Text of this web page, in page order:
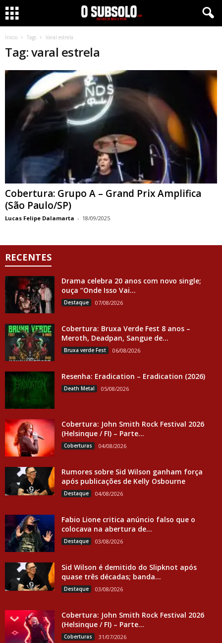
Início Tags Varal estrela
Tag: varal estrela
Cobertura: Grupo A – Grand Prix Amplifica
(São Paulo/SP)
Lucas Felipe Dalamarta - 18/09/2025
RECENTES
Drama celebra 20 anos com novo single;
ouça “Onde Isso Vai...
Destaque 07/08/2026
Cobertura: Bruxa Verde Fest 8 anos –
Meroth, Deadpan, Sangue de...
Bruxa verde Fest 06/08/2026
Resenha: Eradication – Eradication (2026)
Death Metal 05/08/2026
Cobertura: John Smith Rock Festival 2026
(Helsinque / FI) – Parte...
Coberturas 04/08/2026
Rumores sobre Sid Wilson ganham força
após publicações de Kelly Osbourne
Destaque 04/08/2026
Fabio Lione critica anúncio falso que o
colocava na abertura de...
Destaque 03/08/2026
Sid Wilson é demitido do Slipknot após
quase três décadas; banda...
Destaque 03/08/2026
Cobertura: John Smith Rock Festival 2026
(Helsinque / FI) – Parte...
Coberturas 31/07/2026